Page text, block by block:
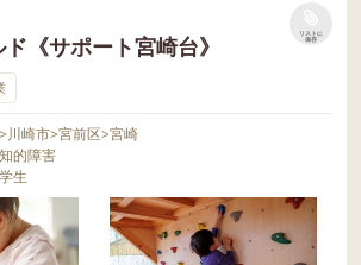
《サポート宮崎台》
リストに
保存
>川崎市>宮前区>宮崎
知的障害
生